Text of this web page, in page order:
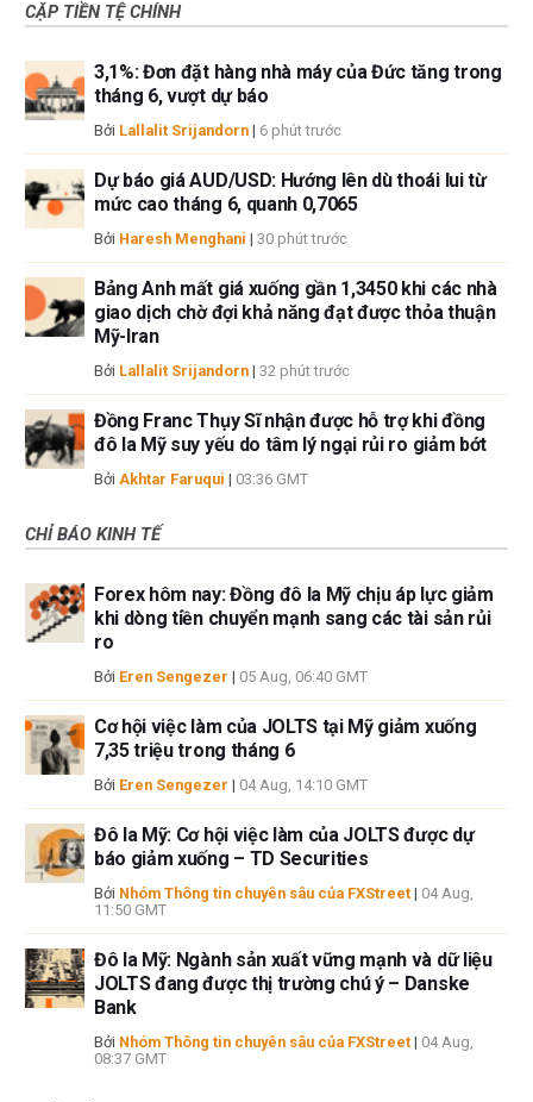
CẶP TIỀN TỆ CHÍNH
3,1%: Đơn đặt hàng nhà máy của Đức tăng trong
tháng 6, vượt dự báo
Bởi Lallalit Srijandorn | 6 phút trước
Dự báo giá AUD/USD: Hướng lên dù thoái lui từ
mức cao tháng 6, quanh 0,7065
Bởi Haresh Menghani | 30 phút trước
Bảng Anh mất giá xuống gần 1,3450 khi các nhà
giao dịch chờ đợi khả năng đạt được thỏa thuận
Mỹ-Iran
Bởi Lallalit Srijandorn | 32 phút trước
Đồng Franc Thụy Sĩ nhận được hỗ trợ khi đồng
đô la Mỹ suy yếu do tâm lý ngại rủi ro giảm bớt
Bởi Akhtar Faruqui | 03:36 GMT
CHỈ BÁO KINH TẾ
Forex hôm nay: Đồng đô la Mỹ chịu áp lực giảm
khi dòng tiền chuyển mạnh sang các tài sản rủi
ro
Bởi Eren Sengezer | 05 Aug, 06:40 GMT
Cơ hội việc làm của JOLTS tại Mỹ giảm xuống
7,35 triệu trong tháng 6
Bởi Eren Sengezer | 04 Aug, 14:10 GMT
Đô la Mỹ: Cơ hội việc làm của JOLTS được dự
báo giảm xuống – TD Securities
Bởi Nhóm Thông tin chuyên sâu của FXStreet | 04 Aug,
11:50 GMT
Đô la Mỹ: Ngành sản xuất vững mạnh và dữ liệu
JOLTS đang được thị trường chú ý – Danske
Bank
Bởi Nhóm Thông tin chuyên sâu của FXStreet | 04 Aug,
08:37 GMT